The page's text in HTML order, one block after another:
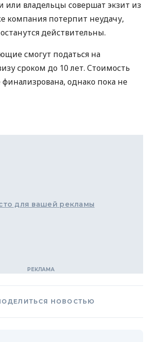
или владельцы совершат экзит из
компания потерпит неудачу,
действительны.
смогут податься на
сроком до 10 лет. Стоимость
однако пока не
для вашей рекламы
НОВОСТЬЮ